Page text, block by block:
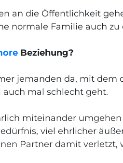
an die Öffentlichkeit
normale Familie auch
Beziehung?
jemanden da, mit dem
mal schlecht geht.
miteinander umgehen
viel ehrlicher
Partner damit verletzt,